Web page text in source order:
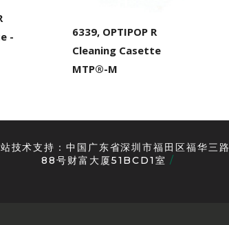
-
6339, OPTIPOP R
Cleaning Casette
MTP®-M
技术支持：中国广东省深圳市福田区福华三路
88号财富大厦51BCD1室